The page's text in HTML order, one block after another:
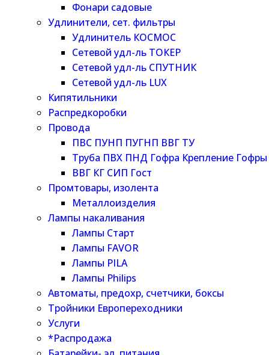
Фонари садовые
Удлинители, сет. фильтры
Удлинитель КОСМОС
Сетевой удл-ль ТОКЕР
Сетевой удл-ль СПУТНИК
Сетевой удл-ль LUX
Кипятильники
Распредкоробки
Провода
ПВС ПУНП ПУГНП ВВГ ТУ
Труба ПВХ ПНД Гофра Крепление Гофры
ВВГ КГ СИП Гост
Промтовары, изолента
Металлоизделия
Лампы накаливания
Лампы Старт
Лампы FAVOR
Лампы PILA
Лампы Philips
Автоматы, предохр, счетчики, боксы
Тройники Европереходники
Услуги
*Распродажа